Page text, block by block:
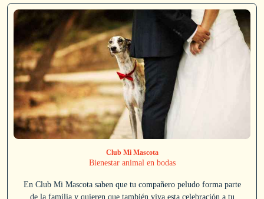
Club Mi Mascota
Bienestar animal en bodas
En Club Mi Mascota saben que tu compañero peludo forma parte
de la familia y quieren que también viva esta celebración a tu